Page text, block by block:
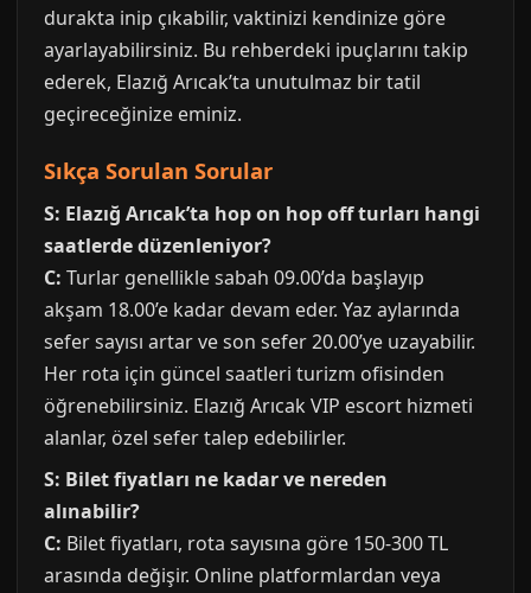
durakta inip çıkabilir, vaktinizi kendinize göre
ayarlayabilirsiniz. Bu rehberdeki ipuçlarını takip
ederek, Elazığ Arıcak’ta unutulmaz bir tatil
geçireceğinize eminiz.
Sıkça Sorulan Sorular
S: Elazığ Arıcak’ta hop on hop off turları hangi
saatlerde düzenleniyor?
C: Turlar genellikle sabah 09.00’da başlayıp
akşam 18.00’e kadar devam eder. Yaz aylarında
sefer sayısı artar ve son sefer 20.00’ye uzayabilir.
Her rota için güncel saatleri turizm ofisinden
öğrenebilirsiniz. Elazığ Arıcak VIP escort hizmeti
alanlar, özel sefer talep edebilirler.
S: Bilet fiyatları ne kadar ve nereden
alınabilir?
C: Bilet fiyatları, rota sayısına göre 150-300 TL
arasında değişir. Online platformlardan veya